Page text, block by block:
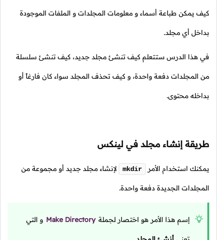
كيف يمكن طباعة أسماء و معلومات المجلدات و الملفات الموجودة
بداخل أي مجلد.
في هذا الدرس ستتعلم كيف تنشئ مجلد جديد، كيف تنشئ سلسلة
من المجلدات دفعة واحدة، و كيف تحذف المجلد سواء كان فارغاً أو
بداخله محتوى.
طريقة إنشاء مجلد في لينكس
يمكنك استخدام الأمر mkdir لإنشاء مجلد جديد أو مجموعة من
المجلدات الجديدة دفعة واحدة.
إسم هذا الأمر هو اختصار لجملة Make Directory و التي